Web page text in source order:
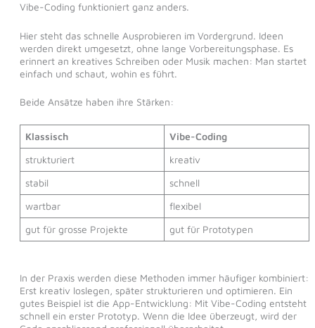
Vibe-Coding funktioniert ganz anders.
Hier steht das schnelle Ausprobieren im Vordergrund. Ideen
werden direkt umgesetzt, ohne lange Vorbereitungsphase. Es
erinnert an kreatives Schreiben oder Musik machen: Man startet
einfach und schaut, wohin es führt.
Beide Ansätze haben ihre Stärken:
Klassisch
Vibe-Coding
strukturiert
kreativ
stabil
schnell
wartbar
flexibel
gut für grosse Projekte
gut für Prototypen
In der Praxis werden diese Methoden immer häufiger kombiniert:
Erst kreativ loslegen, später strukturieren und optimieren. Ein
gutes Beispiel ist die App-Entwicklung: Mit Vibe-Coding entsteht
schnell ein erster Prototyp. Wenn die Idee überzeugt, wird der